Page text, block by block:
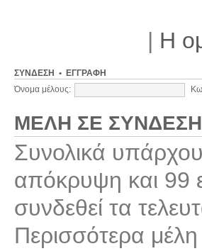
| Η
ΣΎΝΔΕΣΗ • ΕΓΓΡΑΦΉ
Όνομα μέλους:
ΜΈΛΗ ΣΕ ΣΎΝΔΕΣΗ
Συνολικά
απόκρυψη και 99
συνδεθεί τα
Περισσότερα